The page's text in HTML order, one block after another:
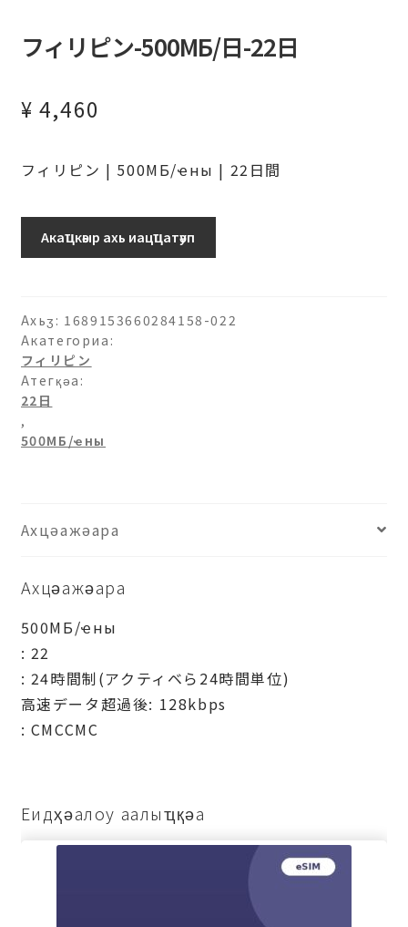
フィリピン-500МБ/日-22日
¥ 4,460
フィリピン | 500МБ/ҽны | 22日間
ン-500МБ/
日-22
日
аԥхьаӡара
Акаҵкәыр ахь иацҵатәуп
Ахьӡ: 1689153660284158-022
Акатегориа:
フィリピン
Атегқәа:
22日
,
500МБ/ҽны
Ахцәажәара
Ахцәажәара
500МБ/ҽны
: 22
: 24時間制(アクティベら24時間単位)
高速データ超過後: 128kbps
: СМССМС
Еидҳәалоу аалыҵқәа